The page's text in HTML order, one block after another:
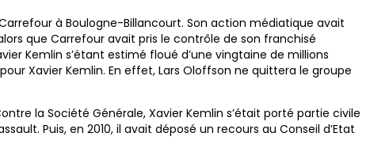
à Boulogne-Billancourt. Son action médiatique avait
que Carrefour avait pris le contrôle de son franchisé
Kemlin s’étant estimé floué d’une vingtaine de millions
Xavier Kemlin. En effet, Lars Oloffson ne quittera le groupe
la Société Générale, Xavier Kemlin s’était porté partie civile
Puis, en 2010, il avait déposé un recours au Conseil d’Etat